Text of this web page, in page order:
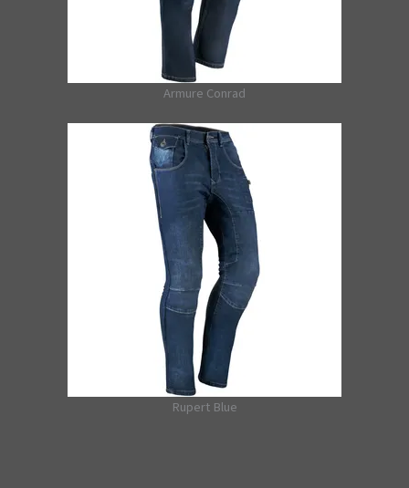
Armure Conrad
Rupert Blue